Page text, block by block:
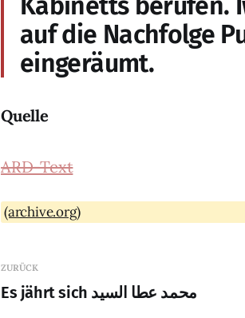
auf die Nachfolge
eingeräumt.
Quelle
ARD-Text
(archive.org)
ZURÜCK
Es jährt sich محمد عطا السيد